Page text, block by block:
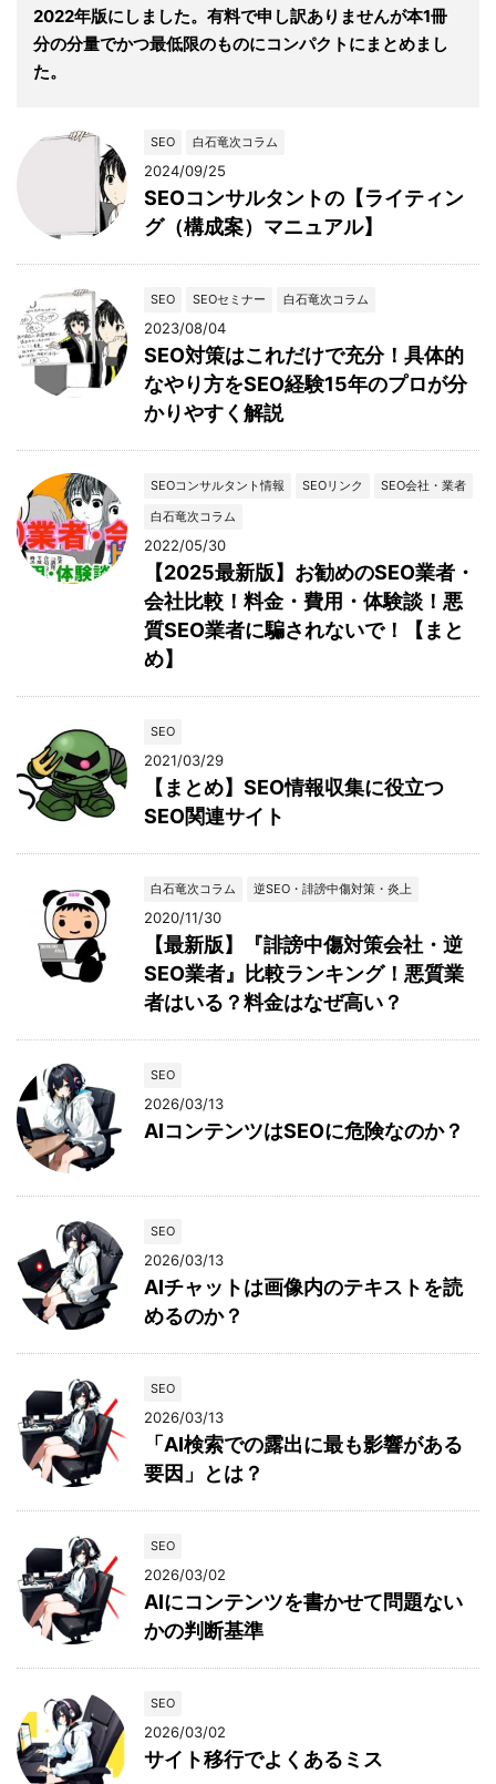
2022年版にしました。有料で申し訳ありませんが本1冊
分の分量でかつ最低限のものにコンパクトにまとめまし
た。
SEO 白石竜次コラム
2024/09/25
SEOコンサルタントの【ライティン
グ（構成案）マニュアル】
SEO SEOセミナー 白石竜次コラム
2023/08/04
SEO対策はこれだけで充分！具体的
なやり方をSEO経験15年のプロが分
かりやすく解説
SEOコンサルタント情報 SEOリンク
SEO会社・業者
白石竜次コラム
2022/05/30
【2025最新版】お勧めのSEO業者・
会社比較！料金・費用・体験談！悪
質SEO業者に騙されないで！【まと
め】
SEO
2021/03/29
【まとめ】SEO情報収集に役立つ
SEO関連サイト
白石竜次コラム 逆SEO・誹謗中傷対策・炎上
2020/11/30
【最新版】『誹謗中傷対策会社・逆
SEO業者』比較ランキング！悪質業
者はいる？料金はなぜ高い？
SEO
2026/03/13
AIコンテンツはSEOに危険なのか？
SEO
2026/03/13
AIチャットは画像内のテキストを読
めるのか？
SEO
2026/03/13
「AI検索での露出に最も影響がある
要因」とは？
SEO
2026/03/02
AIにコンテンツを書かせて問題ない
かの判断基準
SEO
2026/03/02
サイト移行でよくあるミス